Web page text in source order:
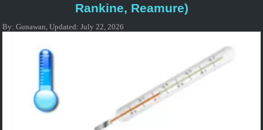
Rankine, Reamure)
By:Gunawan,Updated:July 22, 2026